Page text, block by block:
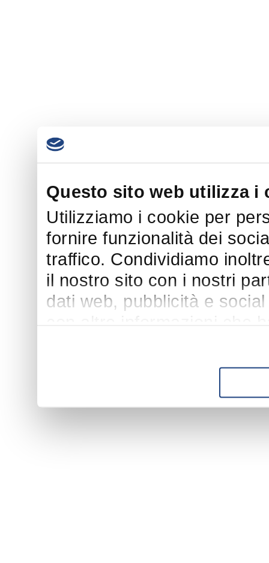
Questo sito web utilizza i
Utilizziamo i cookie per
fornire funzionalità dei
traffico. Condividiamo
il nostro sito con i nostri
dati web, pubblicità e